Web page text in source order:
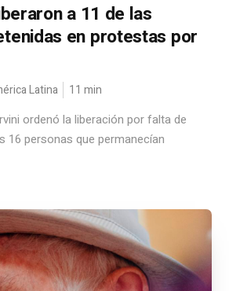
a 11 de las
en protestas por
Latina 11 min
ordenó la liberación por falta de
16 personas que permanecían